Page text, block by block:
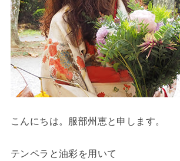
こんにちは。服部州恵と申します。
テンペラと油彩を用いて